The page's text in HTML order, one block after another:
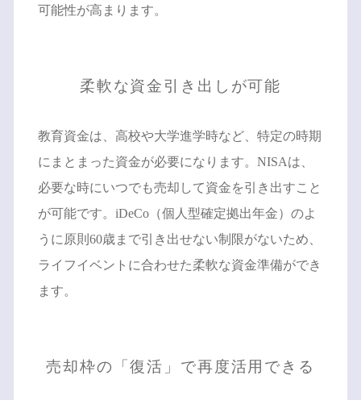
可能性が高まります。
柔軟な資金引き出しが可能
教育資金は、高校や大学進学時など、特定の時期
にまとまった資金が必要になります。NISAは、
必要な時にいつでも売却して資金を引き出すこと
が可能です。iDeCo（個人型確定拠出年金）のよ
うに原則60歳まで引き出せない制限がないため、
ライフイベントに合わせた柔軟な資金準備ができ
ます。
売却枠の「復活」で再度活用できる